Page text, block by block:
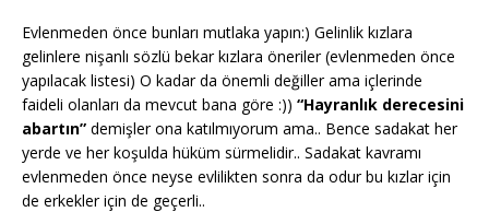
Evlenmeden önce bunları mutlaka yapın:) Gelinlik kızlara
gelinlere nişanlı sözlü bekar kızlara öneriler (evlenmeden önce
yapılacak listesi) O kadar da önemli değiller ama içlerinde
faideli olanları da mevcut bana göre :)) “Hayranlık derecesini
abartın” demişler ona katılmıyorum ama.. Bence sadakat her
yerde ve her koşulda hüküm sürmelidir.. Sadakat kavramı
evlenmeden önce neyse evlilikten sonra da odur bu kızlar için
de erkekler için de geçerli..